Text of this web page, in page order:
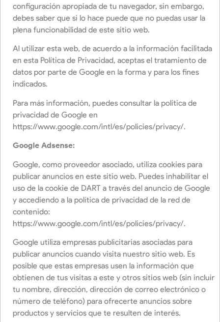
configuración apropiada de tu navegador, sin embargo,
debes saber que si lo hace puede que no puedas usar la
plena funcionabilidad de este sitio web.
Al utilizar esta web, de acuerdo a la información facilitada
en esta Política de Privacidad, aceptas el tratamiento de
datos por parte de Google en la forma y para los fines
indicados.
Para más información, puedes consultar la política de
privacidad de Google en
https://www.google.com/intl/es/policies/privacy/.
Google Adsense:
Google, como proveedor asociado, utiliza cookies para
publicar anuncios en este sitio web. Puedes inhabilitar el
uso de la cookie de DART a través del anuncio de Google
y accediendo a la política de privacidad de la red de
contenido:
https://www.google.com/intl/es/policies/privacy/.
Google utiliza empresas publicitarias asociadas para
publicar anuncios cuando visita nuestro sitio web. Es
posible que estas empresas usen la información que
obtienen de tus visitas a este y otros sitios web (sin incluir
tu nombre, dirección, dirección de correo electrónico o
número de teléfono) para ofrecerte anuncios sobre
productos y servicios que te resulten de interés.